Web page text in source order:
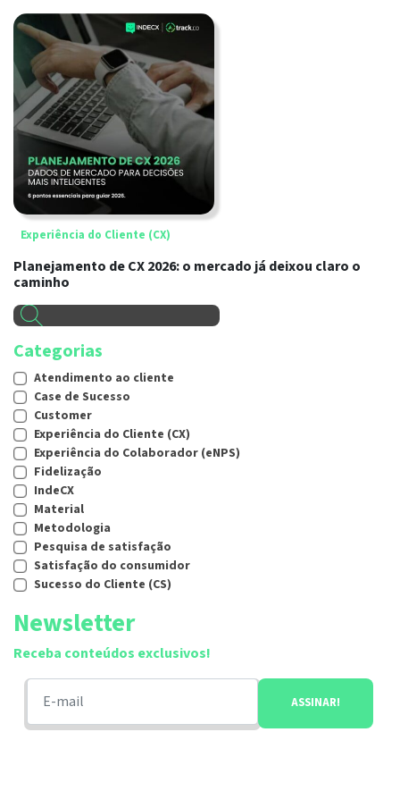
Experiência do Cliente (CX)
Planejamento de CX 2026: o mercado já deixou claro o
caminho
Categorias
Atendimento ao cliente
Case de Sucesso
Customer
Experiência do Cliente (CX)
Experiência do Colaborador (eNPS)
Fidelização
IndeCX
Material
Metodologia
Pesquisa de satisfação
Satisfação do consumidor
Sucesso do Cliente (CS)
Newsletter
Receba conteúdos exclusivos!